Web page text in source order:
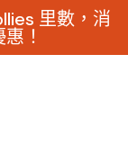
里數，消
！